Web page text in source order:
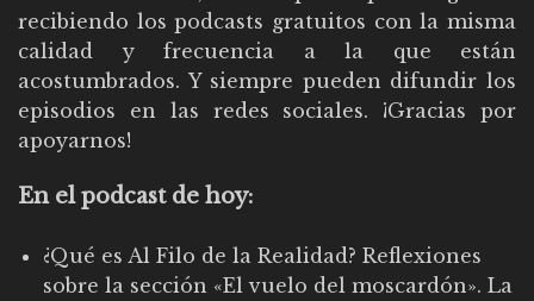
recibiendo los podcasts gratuitos con la misma
calidad y frecuencia a la que están
acostumbrados. Y siempre pueden difundir los
episodios en las redes sociales. ¡Gracias por
apoyarnos!
En el podcast de hoy:
¿Qué es Al Filo de la Realidad? Reflexiones
sobre la sección «El vuelo del moscardón». La